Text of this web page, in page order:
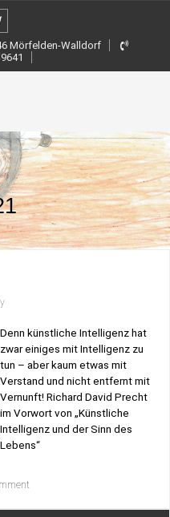
Mörfelden-Walldorf
Denn künstliche Intelligenz hat
zwar einiges mit Intelligenz zu
tun – aber kaum etwas mit
Verstand und nicht entfernt mit
Vernunft! Richard David Precht
im Vorwort von „Künstliche
Intelligenz und der Sinn des
Lebens“